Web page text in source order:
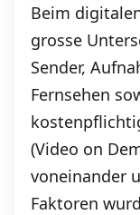
Beim
grosse
Sender,
Fernsehen
(Video on
voneinander
Faktoren